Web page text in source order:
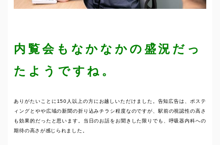
内覧会もなかなかの盛況だっ
たようですね。
ありがたいことに150人以上の方にお越しいただけました。告知広告は、ポステ
ィングとやや広域の新聞の折り込みチラシ程度なのですが、駅前の視認性の高さ
も効果的だったと思います。当日のお話をお聞きした限りでも、呼吸器内科への
期待の高さが感じられました。